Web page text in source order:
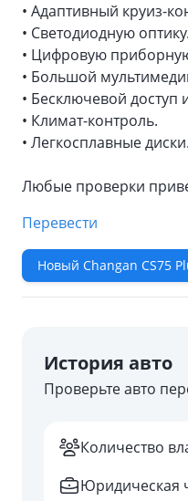
• Адаптивный круиз-
• Светодиодную оптику.
• Цифровую
• Большой
• Бесключевой доступ
• Климат-контроль.
• Легкосплавные диски.
Любые проверки
Перевести
Новый Changan CS75
История авто
Проверьте авто
Количество
Юридическая